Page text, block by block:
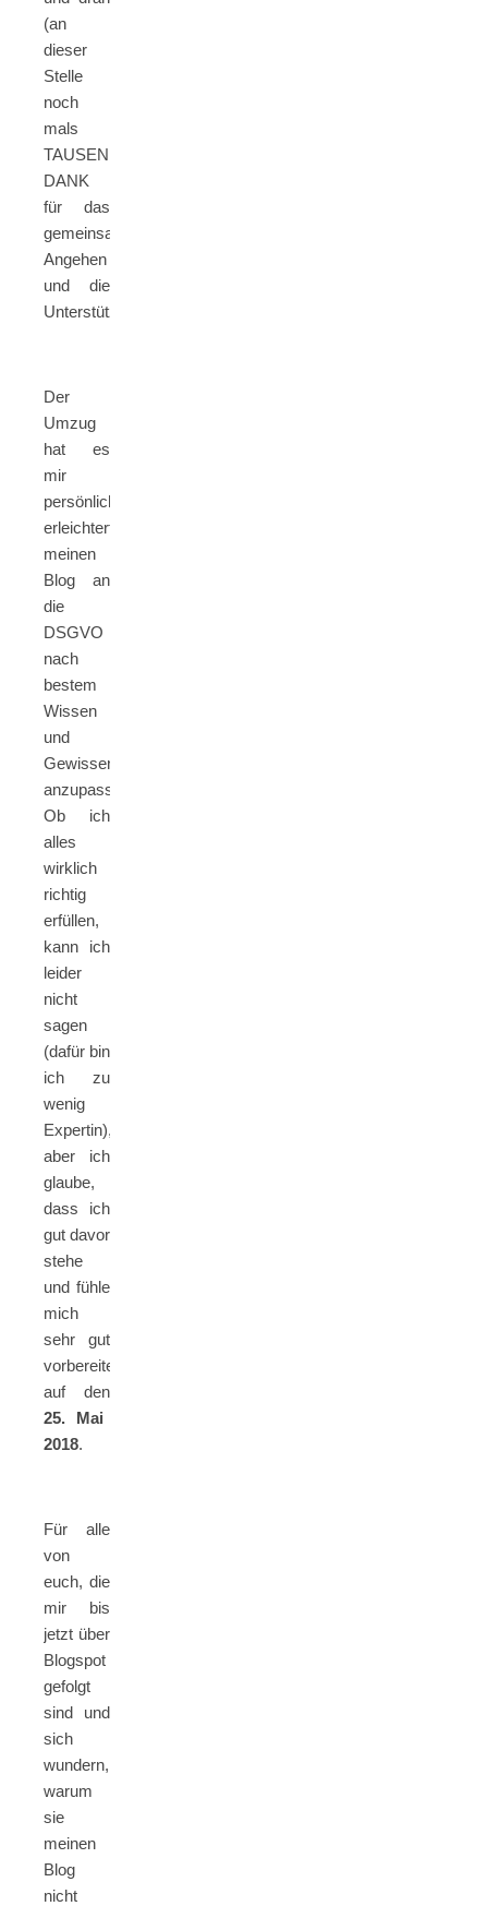
(an
dieser
Stelle
noch
mals
TAUSEND
DANK
für das
gemeinsame
Angehen
und die
Unterstützung!).
Der
Umzug
hat es
mir
persönlich
erleichtert,
meinen
Blog an
die
DSGVO
nach
bestem
Wissen
und
Gewissen
anzupassen.
Ob ich
alles
wirklich
richtig
erfüllen,
kann ich
leider
nicht
sagen
(dafür bin
ich zu
wenig
Expertin),
aber ich
glaube,
dass ich
gut davor
stehe
und fühle
mich
sehr gut
vorbereitet
auf den
25. Mai
2018.
Für alle
von
euch, die
mir bis
jetzt über
Blogspot
gefolgt
sind und
sich
wundern,
warum
sie
meinen
Blog
nicht